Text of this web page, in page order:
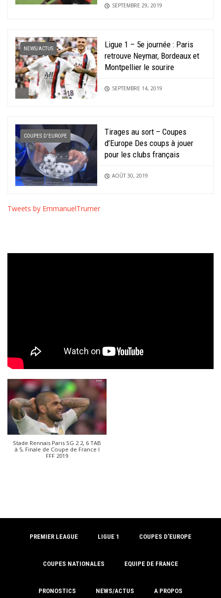
SEPTEMBRE 29, 2019
NEWS/ACTUS
Ligue 1 – 5e journée : Paris
retrouve Neymar, Bordeaux et
Montpellier le sourire
SEPTEMBRE 14, 2019
COUPES D'EUROPE
Tirages au sort – Coupes
d’Europe Des coups à jouer
pour les clubs français
AOÛT 30, 2019
Tweets by EmmanuelTrumer
Stade Rennais Paris SG 2 2, 6 TAB
à 5, Finale de Coupe de France I
FFF 2019
PREMIER LEAGUE LIGUE 1 COUPES D’EUROPE
COUPES NATIONALES EQUIPE DE FRANCE
PRONOSTICS NEWS/ACTUS A PROPOS